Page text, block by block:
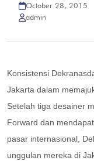
October 28, 2015
admin
Konsistensi
Jakarta dalam
Setelah tiga desainer
Forward dan
pasar internasional,
unggulan mereka di